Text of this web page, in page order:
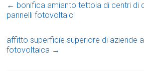
← bonifica amianto tettoia di centri di
pannelli fotovoltaici
affitto superficie superiore di aziende
fotovoltaica →